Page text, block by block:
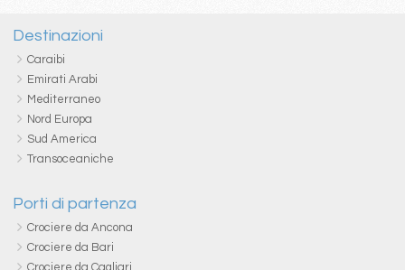
Destinazioni
Caraibi
Emirati Arabi
Mediterraneo
Nord Europa
Sud America
Transoceaniche
Porti di partenza
Crociere da Ancona
Crociere da Bari
Crociere da Cagliari